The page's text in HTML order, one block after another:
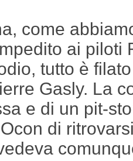
come
ai piloti
tutto è
Gasly. La
e di un pit-
di